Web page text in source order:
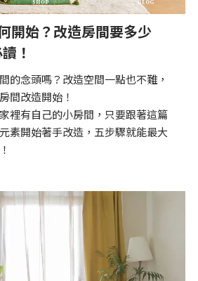
開始？改造房間要多少
！
的念頭嗎？改造空間一點也不難，
間改造開始！
裡有自己的小房間，只要跟著這篇
素開始著手改造，五步驟就能最大